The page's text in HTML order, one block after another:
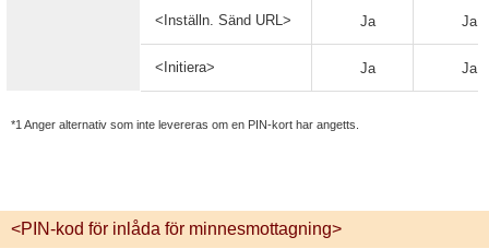
<Inställn. Sänd URL> Ja Ja
<Initiera> Ja Ja
*1 Anger alternativ som inte levereras om en PIN-kort har angetts.
<PIN-kod för inlåda för minnesmottagning>